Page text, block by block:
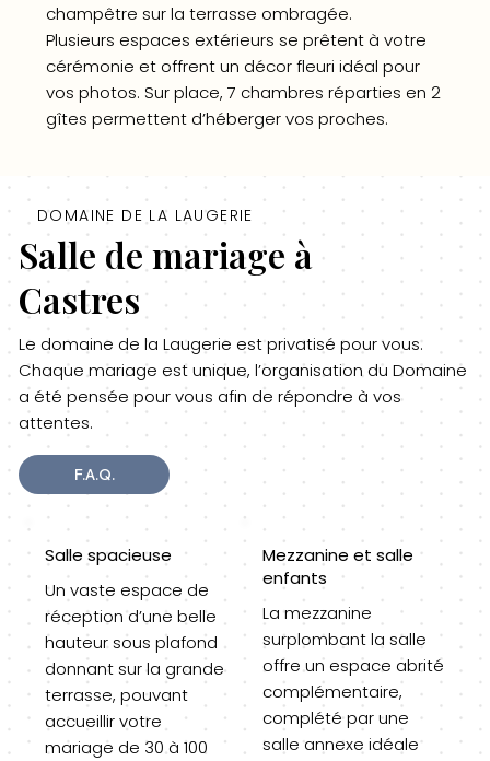
champêtre sur la terrasse ombragée.
Plusieurs espaces extérieurs se prêtent à votre
cérémonie et offrent un décor fleuri idéal pour
vos photos. Sur place, 7 chambres réparties en 2
gîtes permettent d’héberger vos proches.
DOMAINE DE LA LAUGERIE
Salle de mariage à
Castres
Le domaine de la Laugerie est privatisé pour vous.
Chaque mariage est unique, l’organisation du Domaine
a été pensée pour vous afin de répondre à vos
attentes.
F.A.Q.
Salle spacieuse
Un vaste espace de
réception d’une belle
hauteur sous plafond
donnant sur la grande
terrasse, pouvant
accueillir votre
mariage de 30 à 100
Mezzanine et salle
enfants
La mezzanine
surplombant la salle
offre un espace abrité
complémentaire,
complété par une
salle annexe idéale